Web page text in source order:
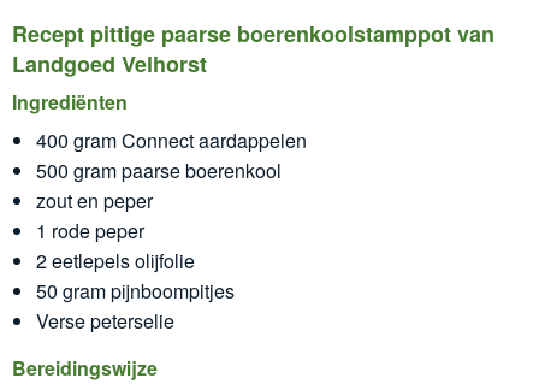
Recept pittige paarse boerenkoolstamppot van
Landgoed Velhorst
Ingrediënten
400 gram Connect aardappelen
500 gram paarse boerenkool
zout en peper
1 rode peper
2 eetlepels olijfolie
50 gram pijnboompitjes
Verse peterselie
Bereidingswijze